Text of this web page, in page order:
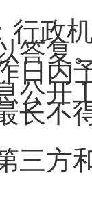
行政
答复
日内
公开
长不
三方